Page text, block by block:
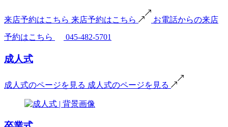
来店予約はこちら 来店予約はこちら
お電話からの来店
予約はこちら
045-482-5701
成人式
成人式のページを見る 成人式のページを見る